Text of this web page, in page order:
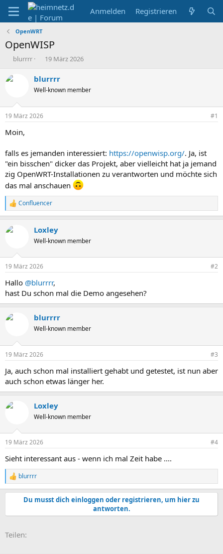
Anmelden Registrieren
OpenWRT
OpenWISP
E
s
e
r
blurrrr
E
s
t
e
t
19 März 2026
blurrrr
Well-known member
19 März 2026 #1
Moin,
falls es jemanden interessiert: https://openwisp.org/. Ja, ist
"ein bisschen" dicker das Projekt, aber vielleicht hat ja jemand
zig OpenWRT-Installationen zu verantworten und möchte sich
das mal anschauen
R
e
k
e
:
Confluencer
Loxley
Well-known member
19 März 2026 #2
Hallo @blurrrr,
hast Du schon mal die Demo angesehen?
blurrrr
Well-known member
19 März 2026 #3
Ja, auch schon mal installiert gehabt und getestet, ist nun aber
auch schon etwas länger her.
Loxley
Well-known member
19 März 2026 #4
Sieht interessant aus - wenn ich mal Zeit habe ....
R
e
a
n
blurrrr
Du musst dich einloggen oder registrieren, um hier zu
antworten.
Teilen: